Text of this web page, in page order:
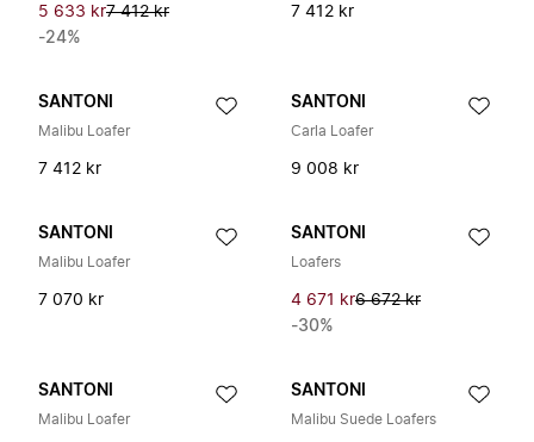
5 633 kr7 412 kr
-24%
7 412 kr
SANTONI
Malibu Loafer
7 412 kr
SANTONI
Carla Loafer
9 008 kr
SANTONI
Malibu Loafer
7 070 kr
SANTONI
Loafers
4 671 kr6 672 kr
-30%
SANTONI
Malibu Loafer
SANTONI
Malibu Suede Loafers